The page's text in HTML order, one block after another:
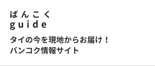
ばんこく
guide
タイの今を現地からお届け！
バンコク情報サイト